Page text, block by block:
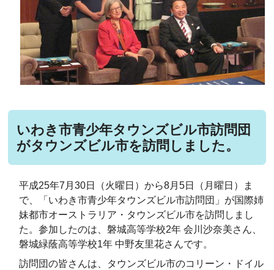
いわき市青少年タウンズビル市訪問団
がタウンズビル市を訪問しました。
平成25年7月30日（火曜日）から8月5日（月曜日）ま
で、「いわき市青少年タウンズビル市訪問団」が国際姉
妹都市オーストラリア・タウンズビル市を訪問しまし
た。参加したのは、磐城高等学校2年 会川沙奈美さん、
磐城緑蔭高等学校1年 中野友里花さんです。
訪問団の皆さんは、タウンズビル市のコリーン・ドイル